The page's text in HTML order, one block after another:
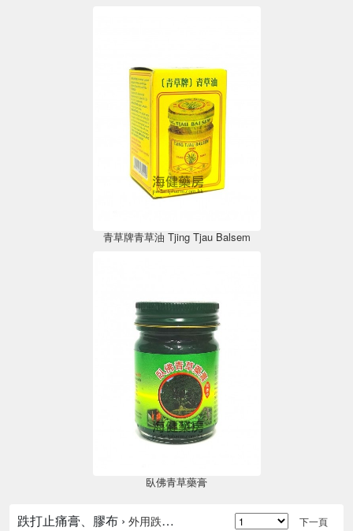
青草牌青草油 Tjing Tjau Balsem
臥佛青草藥膏
跌打止痛膏、膠布 › 外用跌打止痛膏 下一頁